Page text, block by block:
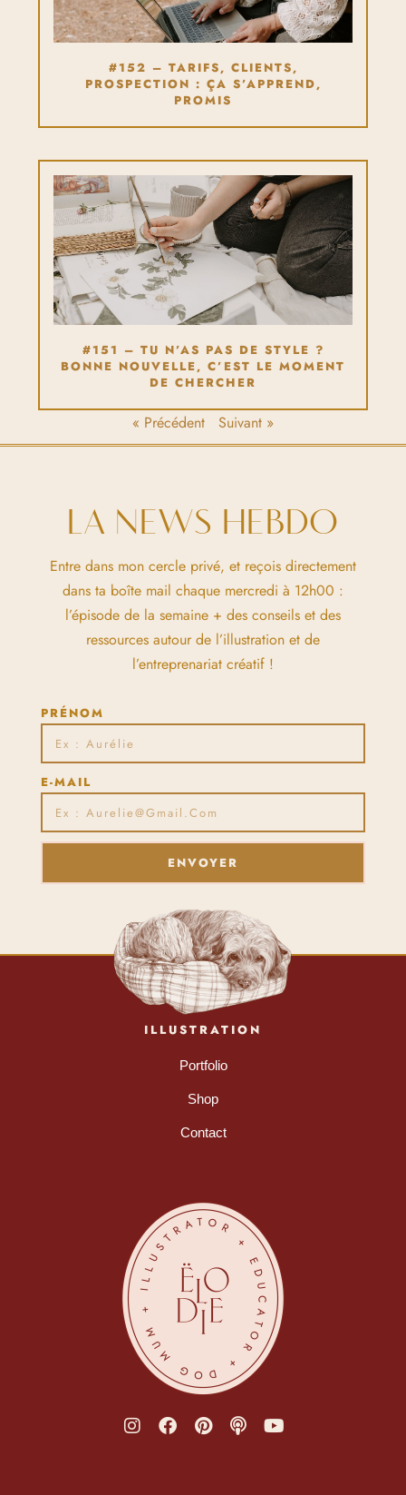
#152 – TARIFS, CLIENTS,
PROSPECTION : ÇA S’APPREND,
PROMIS
#151 – TU N’AS PAS DE STYLE ?
BONNE NOUVELLE, C’EST LE MOMENT
DE CHERCHER
« Précédent Suivant »
LA NEWS HEBDO
Entre dans mon cercle privé, et reçois directement
dans ta boîte mail chaque mercredi à 12h00 :
l’épisode de la semaine + des conseils et des
ressources autour de l’illustration et de
l’entreprenariat créatif !
PRÉNOM
E-MAIL
ENVOYER
ILLUSTRATION
Portfolio
Shop
Contact